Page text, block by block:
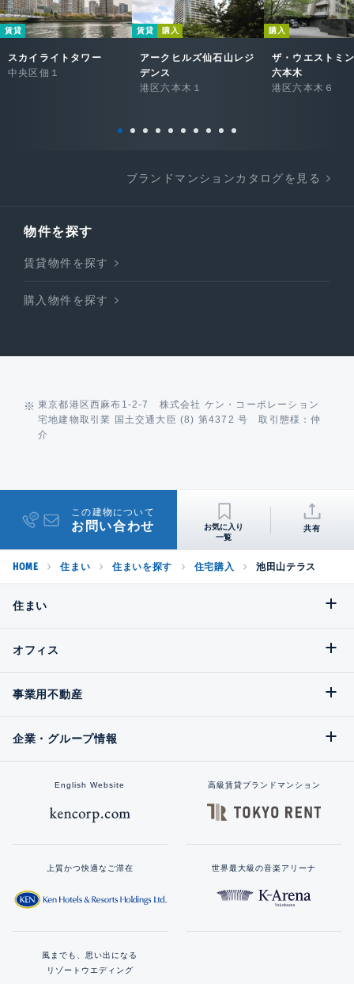
賃貸
スカイライトタワー
中央区佃１
賃貸 購入
アークヒルズ仙石山レジ
デンス
港区六本木１
購入
ザ・ウエストミ
六本木
港区六本木６
ブランドマンションカタログを見る
物件を探す
賃貸物件を探す
購入物件を探す
東京都港区西麻布1-2-7 株式会社 ケン・コーポレーション
宅地建物取引業 国土交通大臣 (8) 第4372 号 取引態様：仲
介
この建物について
お問い合わせ 共有
HOME 住まい 住まいを探す 住宅購入 池田山テラス
住まい
オフィス
事業用不動産
企業・グループ情報
English Website 高級賃貸ブランドマンション
上質かつ快適なご滞在 世界最大級の音楽アリーナ
風までも、思い出になる
リゾートウエディング